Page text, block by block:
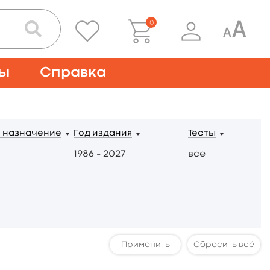
0
Справка
назначение Год издания
1986 – 2027
Тесты
все
Сбросить всё